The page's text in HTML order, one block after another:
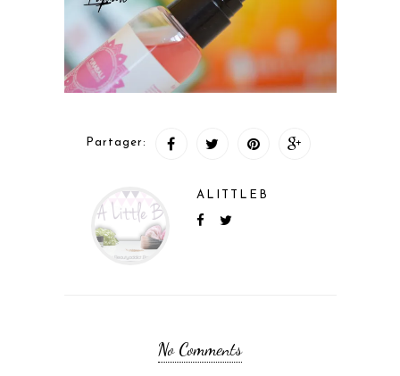
Partager:
ALITTLEB
No Comments